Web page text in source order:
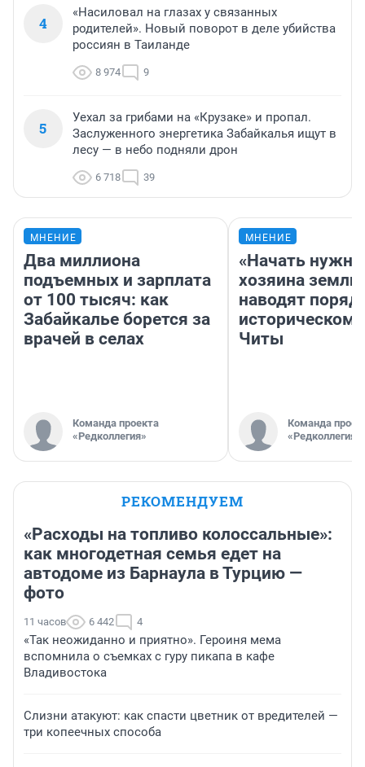
4
«Насиловал на глазах у связанных
родителей». Новый поворот в деле убийства
россиян в Таиланде
8 974 9
5
Уехал за грибами на «Крузаке» и пропал.
Заслуженного энергетика Забайкалья ищут в
лесу — в небо подняли дрон
6 718 39
МНЕНИЕ
Два миллиона
подъемных и зарплата
от 100 тысяч: как
Забайкалье борется за
врачей в селах
Команда проекта
«Редколлегия»
МНЕНИЕ
«Начать нужно
хозяина
наводят
историческом
Читы
Команда
«Редколлегия»
РЕКОМЕНДУЕМ
«Расходы на топливо колоссальные»:
как многодетная семья едет на
автодоме из Барнаула в Турцию —
фото
11 часов 6 442 4
«Так неожиданно и приятно». Героиня мема
вспомнила о съемках с гуру пикапа в кафе
Владивостока
Слизни атакуют: как спасти цветник от вредителей —
три копеечных способа